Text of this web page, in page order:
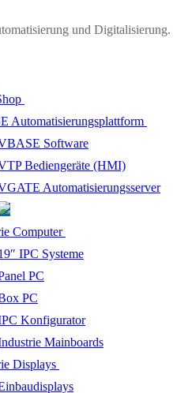
und Digitalisierung.
Automatisierungsplattform
Software
Bediengeräte (HMI)
Automatisierungsserver
Computer
IPC Systeme
PC
PC
Konfigurator
Mainboards
Displays